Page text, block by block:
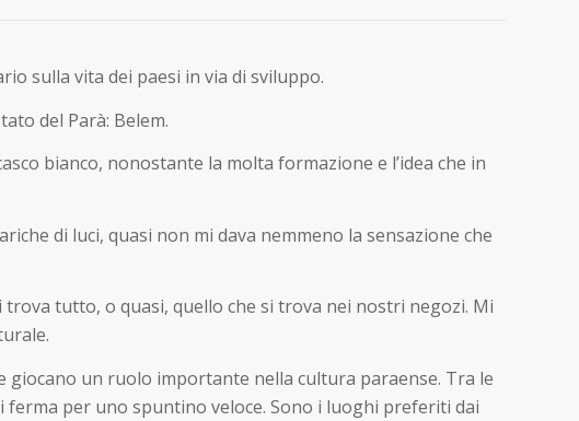
sulla vita dei paesi in via di sviluppo.
del Parà: Belem.
bianco, nonostante la molta formazione e l’idea che in
di luci, quasi non mi dava nemmeno la sensazione che
tutto, o quasi, quello che si trova nei nostri negozi. Mi
giocano un ruolo importante nella cultura paraense. Tra le
ferma per uno spuntino veloce. Sono i luoghi preferiti dai